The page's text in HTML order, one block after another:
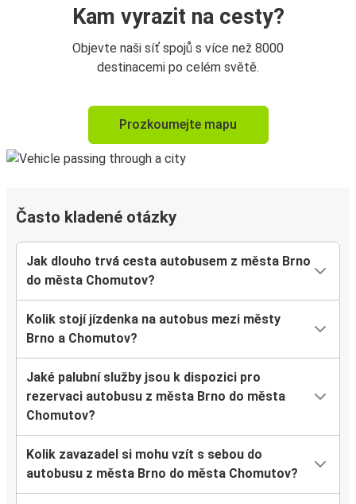
Kam vyrazit na cesty?
Objevte naši síť spojů s více než 8000
destinacemi po celém světě.
Prozkoumejte mapu
Často kladené otázky
Jak dlouho trvá cesta autobusem z města Brno
do města Chomutov?
Kolik stojí jízdenka na autobus mezi městy
Brno a Chomutov?
Jaké palubní služby jsou k dispozici pro
rezervaci autobusu z města Brno do města
Chomutov?
Kolik zavazadel si mohu vzít s sebou do
autobusu z města Brno do města Chomutov?